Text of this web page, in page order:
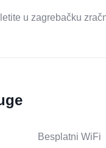
u zagrebačku
Besplatni WiFi